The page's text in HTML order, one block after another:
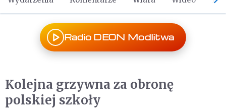
Radio DEON Modlitwa
Kolejna grzywna za obronę
polskiej szkoły